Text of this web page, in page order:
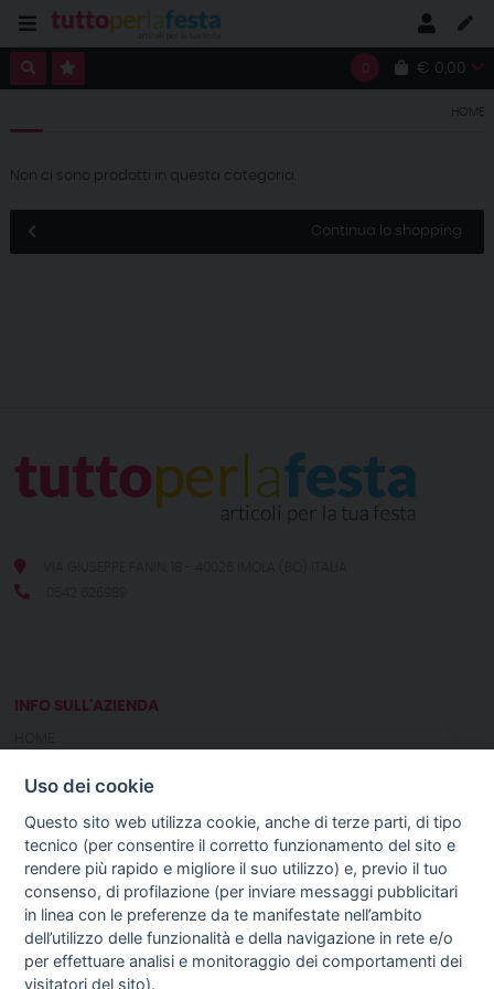
0 € 0,00
HOME
Non ci sono prodotti in questa categoria.
Continua lo shopping
INFO SULL'AZIENDA
NOTIZIE
GUIDA AGLI ACQUISTI
PROCEDURA DI ACQUISTO
DIRITTO DI RECESSO
SPEDIZIONI E COSTI
Uso dei cookie
Questo sito web utilizza cookie, anche di terze parti, di tipo
tecnico (per consentire il corretto funzionamento del sito e
rendere più rapido e migliore il suo utilizzo) e, previo il tuo
consenso, di profilazione (per inviare messaggi pubblicitari
in linea con le preferenze da te manifestate nell’ambito
dell’utilizzo delle funzionalità e della navigazione in rete e/o
per effettuare analisi e monitoraggio dei comportamenti dei
visitatori del sito).